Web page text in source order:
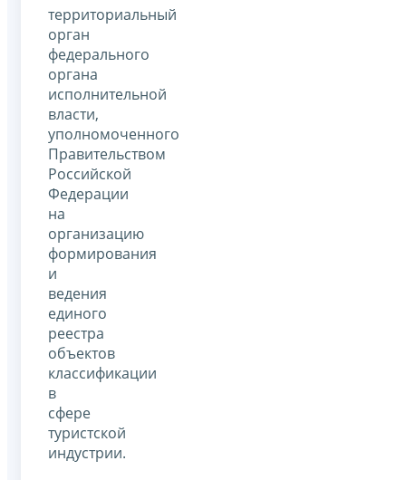
территориальный
орган
федерального
органа
исполнительной
власти,
уполномоченного
Правительством
Российской
Федерации
на
организацию
формирования
и
ведения
единого
реестра
объектов
классификации
в
сфере
туристской
индустрии.